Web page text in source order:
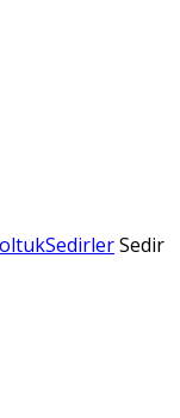
SedirlerSedir